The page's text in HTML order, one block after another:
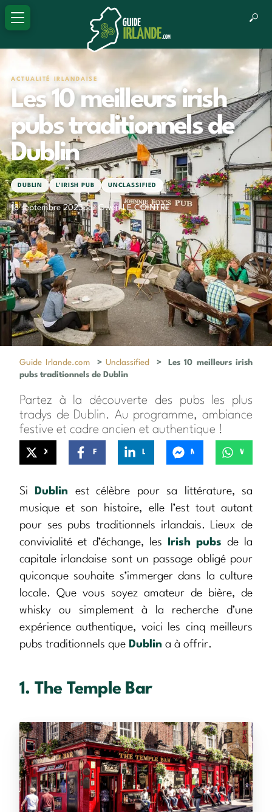
ACTUALITÉ IRLANDAISE
Les 10 meilleurs irish
pubs traditionnels de
Dublin
DUBLIN L'IRISH PUB UNCLASSIFIED
18 septembre 2023par Gwen LE COINTRE
Guide Irlande.com >Unclassified >
Les 10 meilleurs irish
pubs traditionnels de Dublin
Partez à la découverte des pubs les plus
tradys de Dublin. Au programme, ambiance
festive et cadre ancien et authentique !
Si Dublin est célèbre pour sa littérature, sa
musique et son histoire, elle l’est tout autant
pour ses pubs traditionnels irlandais. Lieux de
convivialité et d’échange, les
Irish pubs de la
capitale irlandaise sont un passage obligé pour
quiconque souhaite s’immerger dans la culture
locale. Que vous soyez amateur de bière, de
whisky ou simplement à la recherche d’une
expérience authentique, voici les cinq meilleurs
pubs traditionnels que Dublin a à offrir.
1. The Temple Bar